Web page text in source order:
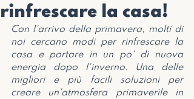
rinfrescare la casa!
Con l'arrivo della primavera, molti di
noi cercano modi per rinfrescare la
casa e portare in un po' di nuova
energia dopo l'inverno. Una delle
migliori e più facili soluzioni per
creare un'atmosfera primaverile in